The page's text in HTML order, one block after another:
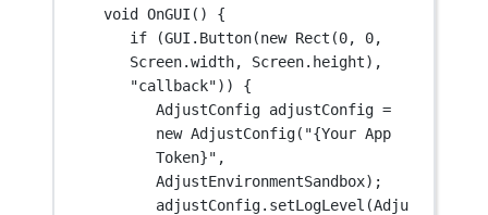
void OnGUI () {
if (GUI. Button(new Rect (0, 0,
"callback")) {
AdjustConfig adjustConfig =
new AdjustConfig( "{Your App
Token}" ,
AdjustEnvironmentSandbox);
adjustConfig. setLogLevel (Adju